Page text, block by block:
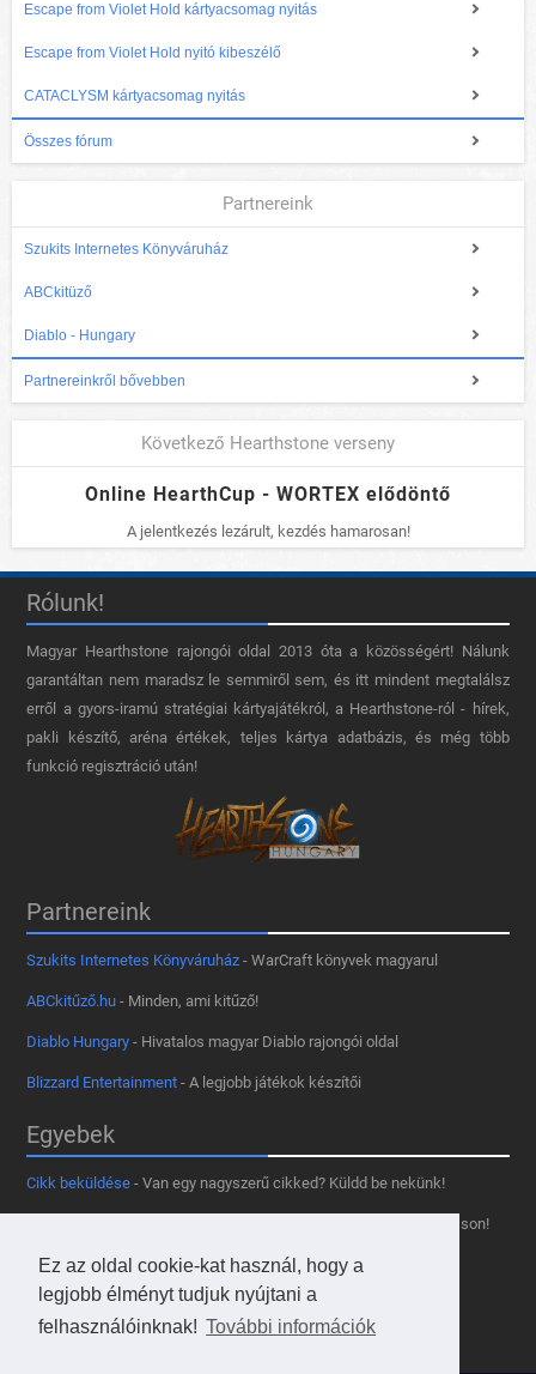
Ez az oldal cookie-kat használ, hogy a
legjobb élményt tudjuk nyújtani a
felhasználóinknak! További információk
Escape from Violet Hold kártyacsomag nyitás
Escape from Violet Hold nyitó kibeszélő
CATACLYSM kártyacsomag nyitás
Összes fórum
Partnereink
Szukits Internetes Könyváruház
ABCkitüző
Diablo - Hungary
Partnereinkről bővebben
Következő Hearthstone verseny
Online HearthCup - WORTEX elődöntő
A jelentkezés lezárult, kezdés hamarosan!
Rólunk!
Magyar Hearthstone​ rajongói oldal 2013 óta a közösségért! Nálunk
garantáltan nem maradsz le semmiről sem, és itt mindent megtalálsz
erről a gyors-iramú stratégiai kártyajátékról, a Hearthstone-ról - hírek,
pakli készítő, aréna értékek, teljes kártya adatbázis, és még több
funkció regisztráció után!
Partnereink
Szukits Internetes Könyváruház - WarCraft könyvek magyarul
ABCkitűző.hu - Minden, ami kitűző!
Diablo Hungary - Hivatalos magyar Diablo rajongói oldal
Blizzard Entertainment - A legjobb játékok készítői
Egyebek
Cikk beküldése - Van egy nagyszerű cikked? Küldd be nekünk!
- Tetszik az oldal? Segíts, hogy fennmaradhasson!
Kapcsolat, médiaajánlat- Lépj velünk kapcsolatba!
Használd a tooltipünket- A saját oldaladon is!